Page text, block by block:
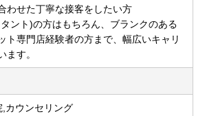
わせた丁寧な接客をしたい方
ント)の方はもちろん、ブランクのある
ト専門店経験者の方まで、幅広いキャリ
ます。
カウンセリング